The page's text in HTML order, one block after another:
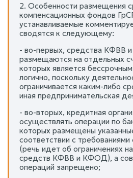
2. Особенности размещения
компенсационных фондов
устанавливаемые
сводятся к следующему:
- во-первых, средства КФВВ
размещаются на отдельных
которых является
логично, поскольку
ограничивается каким-либо
иная предпринимательская
- во-вторых, кредитная
осуществлять операции по
которых размещены
соответствии с
(речь идет об ограничениях
средств КФВВ и КФОД), а
операций запрещено;